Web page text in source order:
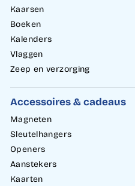
Kaarsen
Boeken
Kalenders
Vlaggen
Zeep en verzorging
Accessoires & cadeaus
Magneten
Sleutelhangers
Openers
Aanstekers
Kaarten